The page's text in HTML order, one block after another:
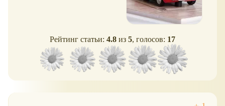
Рейтинг статьи: 4.8 из 5, голосов: 17